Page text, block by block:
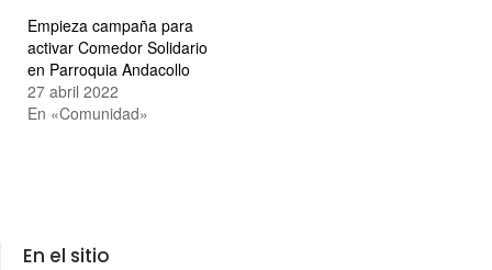
Empieza campaña para
activar Comedor Solidario
en Parroquia Andacollo
27 abril 2022
En «Comunidad»
En el sitio